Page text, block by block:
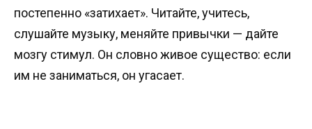
постепенно «затихает». Читайте, учитесь,
слушайте музыку, меняйте привычки — дайте
мозгу стимул. Он словно живое существо: если
им не заниматься, он угасает.